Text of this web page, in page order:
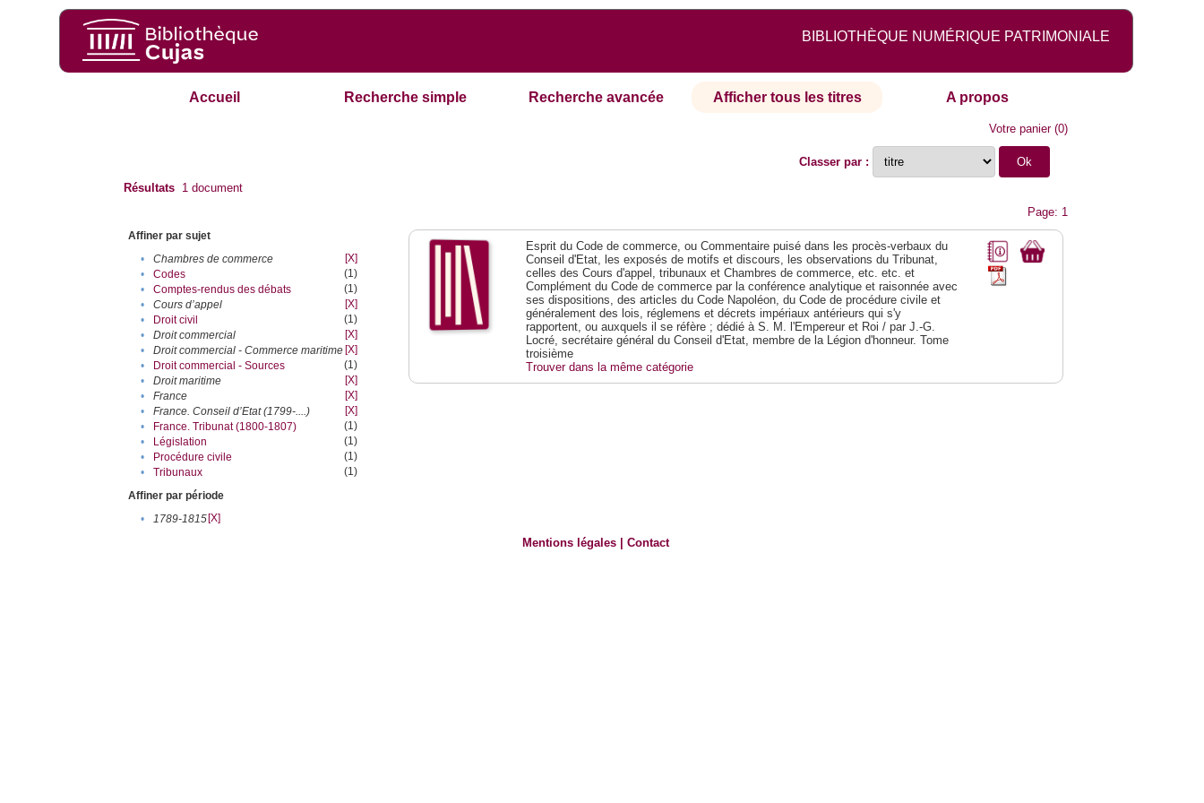
BIBLIOTHÈQUE NUMÉRIQUE PATRIMONIALE
Accueil Recherche simple Recherche avancée Afficher tous les titres A propos
Votre panier(0)
Classer par :
Résultats 1 document
Page: 1
Affiner par sujet
•
Chambres de commerce
[X]
•
Codes
(1)
•
Comptes-rendus des débats
(1)
•
Cours d’appel
[X]
•
Droit civil
(1)
•
Droit commercial
[X]
•
Droit commercial - Commerce maritime [X]
•
Droit commercial - Sources
(1)
•
Droit maritime
[X]
•
France
[X]
•
France. Conseil d’Etat (1799-....)
[X]
•
France. Tribunat (1800-1807)
(1)
•
Législation
(1)
•
Procédure civile
(1)
•
Tribunaux
(1)
Affiner par période
•
1789-1815[X]
Esprit du Code de commerce, ou Commentaire puisé dans les procès-verbaux du
Conseil d'Etat, les exposés de motifs et discours, les observations du Tribunat,
celles des Cours d'appel, tribunaux et Chambres de commerce, etc. etc. et
Complément du Code de commerce par la conférence analytique et raisonnée avec
ses dispositions, des articles du Code Napoléon, du Code de procédure civile et
généralement des lois, réglemens et décrets impériaux antérieurs qui s'y
rapportent, ou auxquels il se réfère ; dédié à S. M. l'Empereur et Roi / par J.-G.
Locré, secrétaire général du Conseil d'Etat, membre de la Légion d'honneur. Tome
troisième
Trouver dans la même catégorie
Mentions légales |Contact